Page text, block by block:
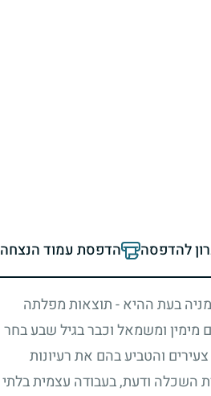
להדפסה הדפסת עמוד הנצחה
בעת ההיא - תוצאות מפלתה
ומשמאל וכבר בגיל שבע בחר
והטביע בהם את רעיונות
השכלה ודעת, בעבודה עצמית בלתי